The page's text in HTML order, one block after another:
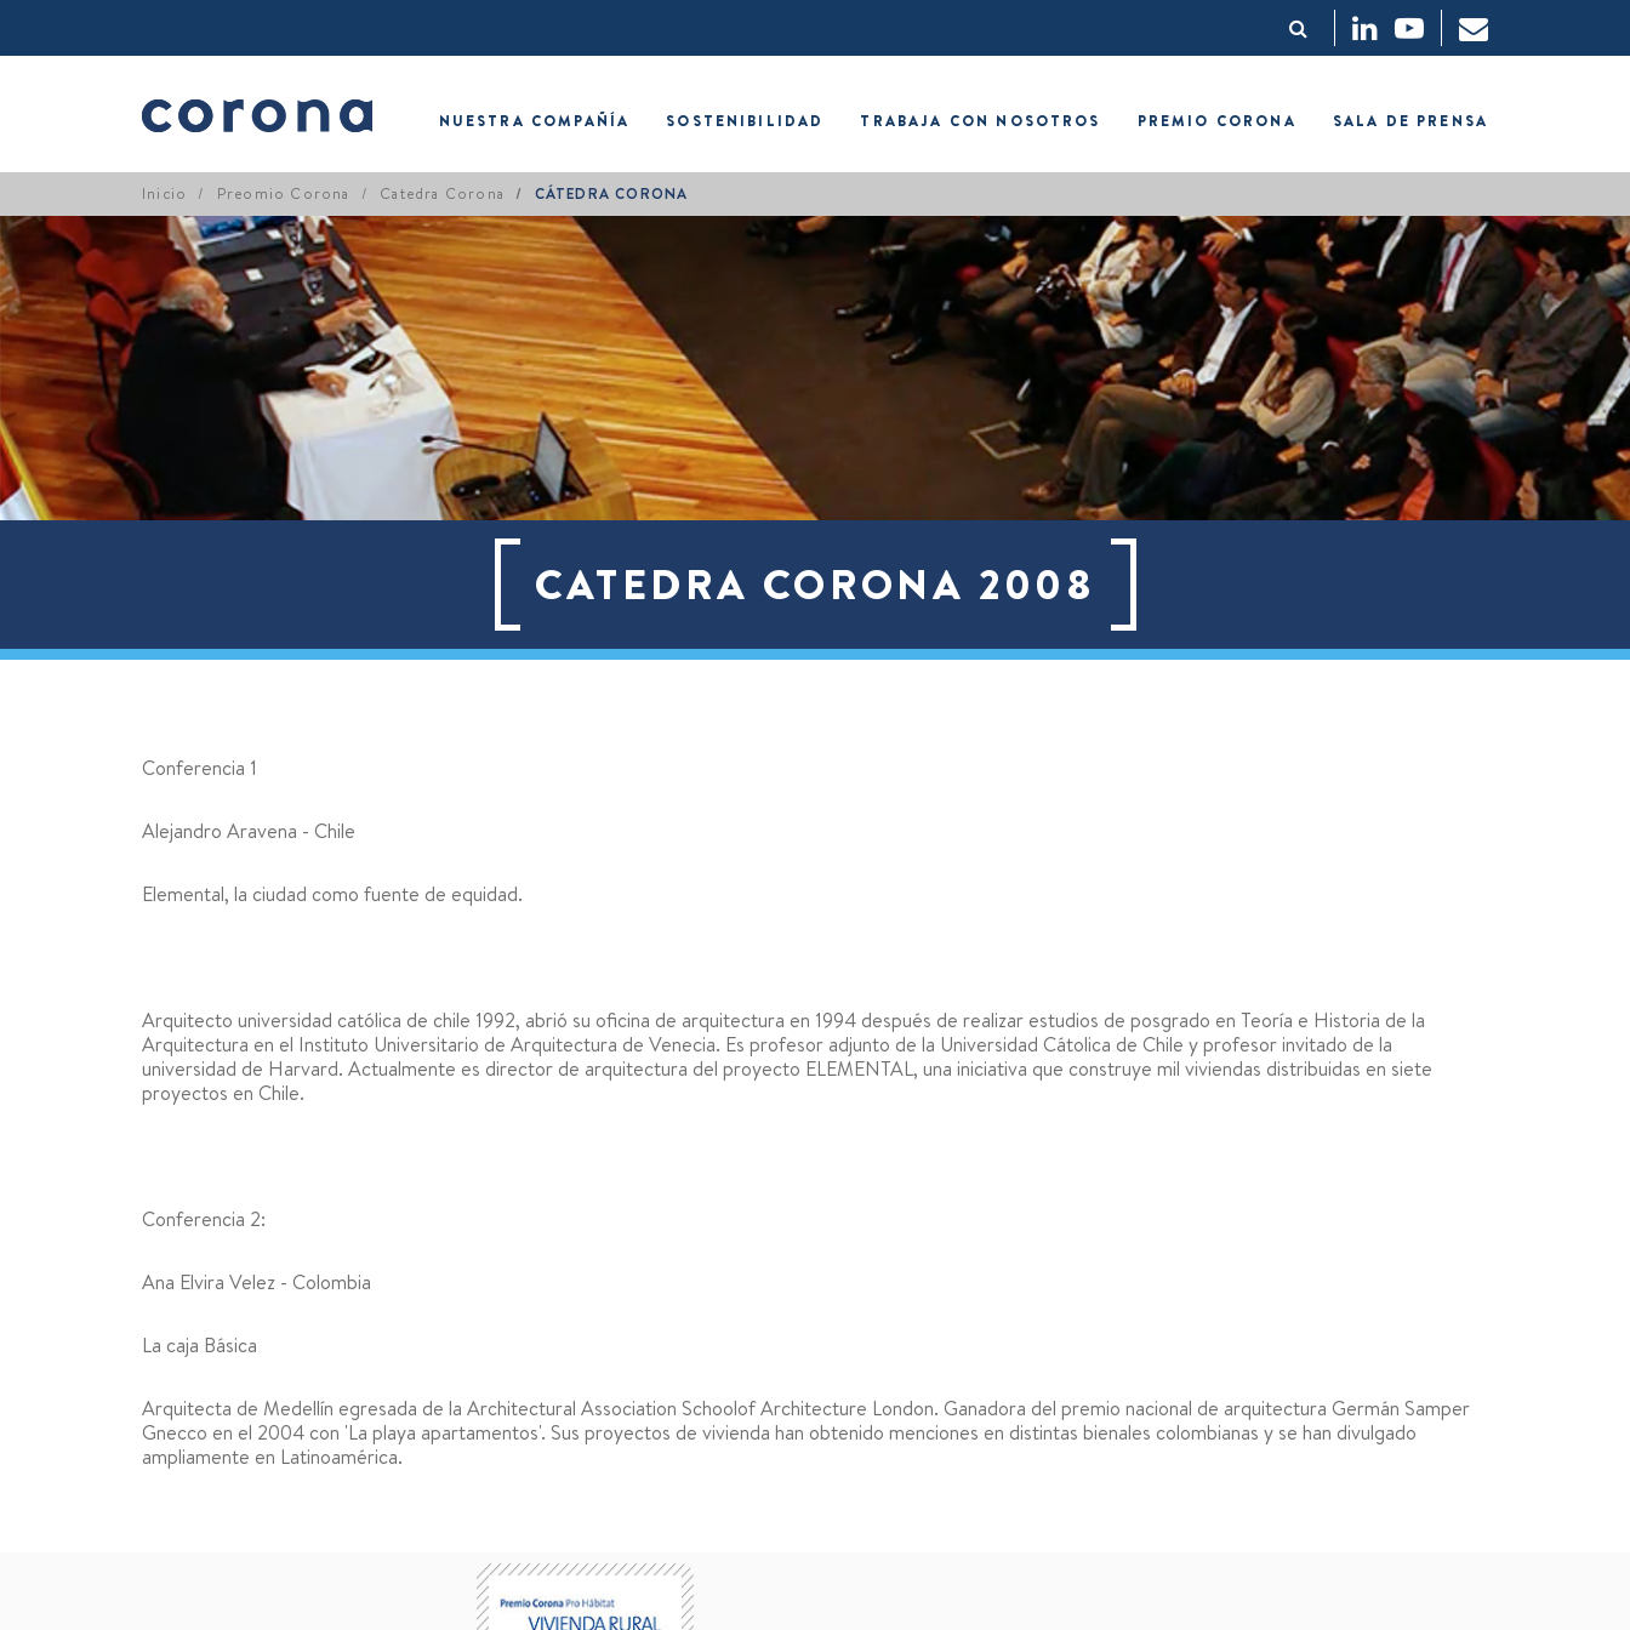
NUESTRA COMPAÑÍA SOSTENIBILIDAD TRABAJA CON NOSOTROS PREMIO CORONA SALA DE PRENSA
Inicio Preomio Corona Catedra Corona CÁTEDRA CORONA
CATEDRA CORONA 2008
Conferencia 1
Alejandro Aravena - Chile
Elemental, la ciudad como fuente de equidad.
Arquitecto universidad católica de chile 1992, abrió su oficina de arquitectura en 1994 después de realizar estudios de posgrado en Teoría e Historia de la
Arquitectura en el Instituto Universitario de Arquitectura de Venecia. Es profesor adjunto de la Universidad Cátolica de Chile y profesor invitado de la
universidad de Harvard. Actualmente es director de arquitectura del proyecto ELEMENTAL, una iniciativa que construye mil viviendas distribuidas en siete
proyectos en Chile.
Conferencia 2:
Ana Elvira Velez - Colombia
La caja Básica
Arquitecta de Medellín egresada de la Architectural Association Schoolof Architecture London. Ganadora del premio nacional de arquitectura Germán Samper
Gnecco en el 2004 con 'La playa apartamentos'. Sus proyectos de vivienda han obtenido menciones en distintas bienales colombianas y se han divulgado
ampliamente en Latinoamérica.